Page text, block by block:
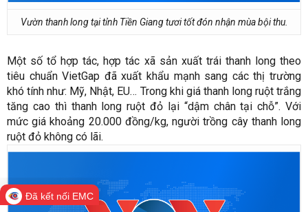
Vườn thanh long tại tỉnh Tiền Giang tươi tốt đón nhận mùa bội thu.
Một số tổ hợp tác, hợp tác xã sản xuất trái thanh long theo
tiêu chuẩn VietGap đã xuất khẩu mạnh sang các thị trường
khó tính như: Mỹ, Nhật, EU… Trong khi giá thanh long ruột trắng
tăng cao thì thanh long ruột đỏ lại “dậm chân tại chỗ”. Với
mức giá khoảng 20.000 đồng/kg, người trồng cây thanh long
ruột đỏ không có lãi.
Đã kết nối EMC